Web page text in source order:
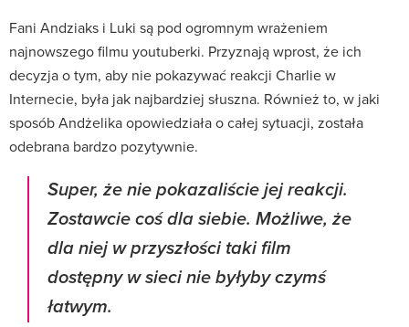
Fani Andziaks i Luki są pod ogromnym wrażeniem
najnowszego filmu youtuberki. Przyznają wprost, że ich
decyzja o tym, aby nie pokazywać reakcji Charlie w
Internecie, była jak najbardziej słuszna. Również to, w jaki
sposób Andżelika opowiedziała o całej sytuacji, została
odebrana bardzo pozytywnie.
Super, że nie pokazaliście jej reakcji.
Zostawcie coś dla siebie. Możliwe, że
dla niej w przyszłości taki film
dostępny w sieci nie byłyby czymś
łatwym.